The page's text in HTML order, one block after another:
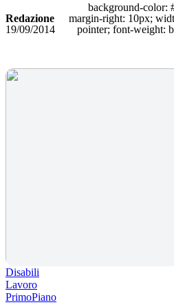
Redazione
19/09/2014
background-color:
margin-right: 10px;
pointer; font-weight:
Disabili
Lavoro
PrimoPiano